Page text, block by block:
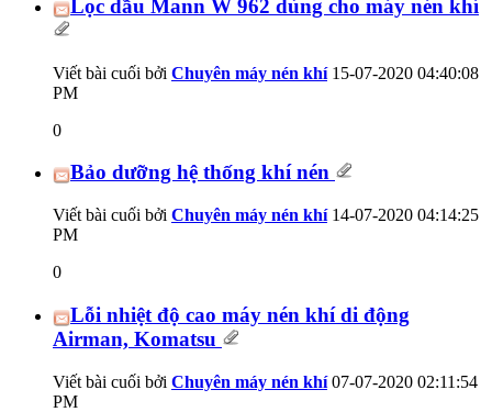
Lọc dầu Mann W 962 dùng cho máy nén khí
Viết bài cuối bởi Chuyên máy nén khí15-07-2020 04:40:08
PM
0
Bảo dưỡng hệ thống khí nén
Viết bài cuối bởi Chuyên máy nén khí14-07-2020 04:14:25
PM
0
Lỗi nhiệt độ cao máy nén khí di động
Airman, Komatsu
Viết bài cuối bởi Chuyên máy nén khí07-07-2020 02:11:54
PM